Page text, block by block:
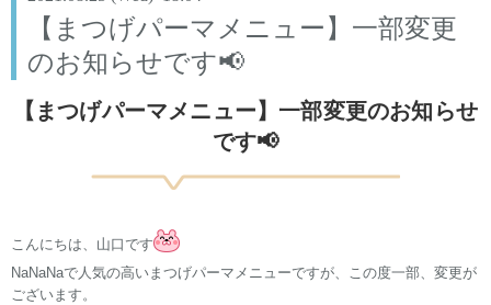
【まつげパーマメニュー】一部変更
のお知らせです📢
【まつげパーマメニュー】一部変更のお知らせ
です📢
こんにちは、山口 です
NaNaNaで人気の高いまつげパーマメニューですが、この度一部、変更が
ございます。